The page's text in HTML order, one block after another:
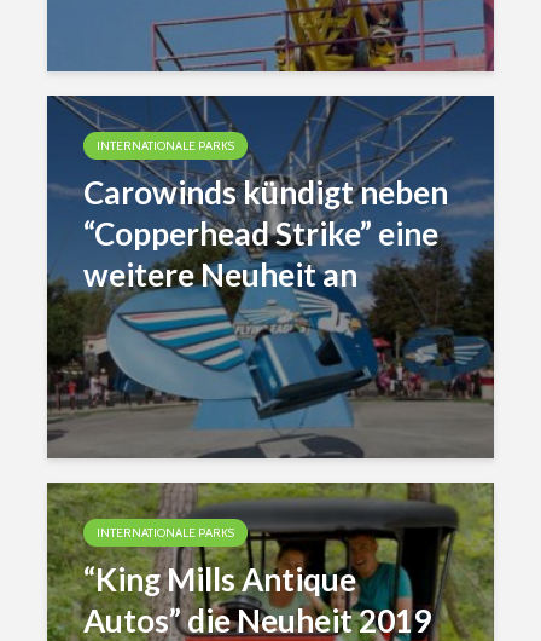
INTERNATIONALE PARKS
Carowinds kündigt neben
“Copperhead Strike” eine
weitere Neuheit an
INTERNATIONALE PARKS
“King Mills Antique
Autos” die Neuheit 2019